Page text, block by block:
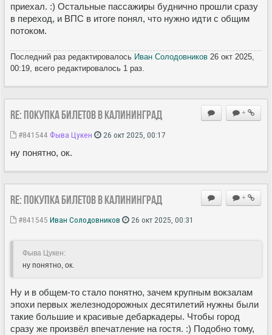
приехал. :) Остальные пассажиры буднично прошли сразу
в переход, и ВПС в итоге понял, что нужно идти с общим
потоком.
Последний раз редактировалось Иван Солодовников 26 окт 2025,
00:19, всего редактировалось 1 раз.
+
Re: Покупка билетов в Калининград
#841544 Фыва Цукен 26 окт 2025, 00:17
ну понятно, ок.
+
Re: Покупка билетов в Калининград
#841545 Иван Солодовников 26 окт 2025, 00:31
Фыва Цукен:
ну понятно, ок.
Ну и в общем-то стало понятно, зачем крупным вокзалам
эпохи первых железнодорожных десятилетий нужны были
такие большие и красивые дебаркадеры. Чтобы город
сразу же произвёл впечатление на гостя. :) Подобно тому,